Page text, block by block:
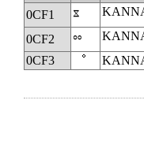
0CF1
ೱ
0CF2 ೲ
0CF3
ೳ